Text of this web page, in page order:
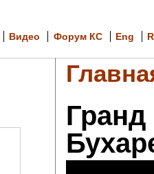
Видео Форум КС Eng
Гранд